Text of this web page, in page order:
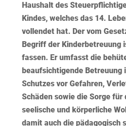
Haushalt des
Kindes, welches das 14.
vollendet hat. Der vom
Begriff der Kinderbetreuung
fassen. Er umfasst die
beaufsichtigende Betreuung
Schutzes vor Gefahren,
Schäden sowie die Sorge für
seelische und körperliche
damit auch die pädagogisch